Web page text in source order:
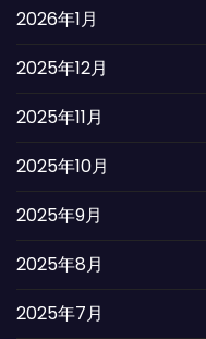
2026年1月
2025年12月
2025年11月
2025年10月
2025年9月
2025年8月
2025年7月